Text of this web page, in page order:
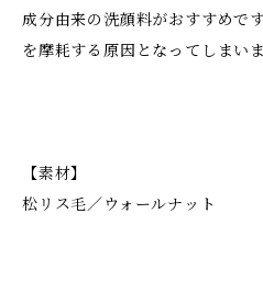
成分由来の洗顔料がおすすめで
を摩耗する原因となってしまい
【素材】
松リス毛／ウォールナット